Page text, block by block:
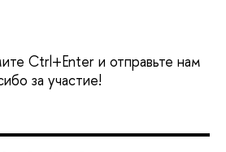
Ctrl+Enter и отправьте нам
за участие!